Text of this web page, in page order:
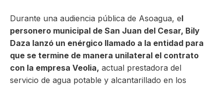
Durante una audiencia pública de Asoagua, el
personero municipal de San Juan del Cesar, Bily
Daza lanzó un enérgico llamado a la entidad para
que se termine de manera unilateral el contrato
con la empresa Veolia, actual prestadora del
servicio de agua potable y alcantarillado en los